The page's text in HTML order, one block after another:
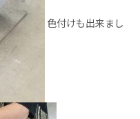
色付けも出来まし